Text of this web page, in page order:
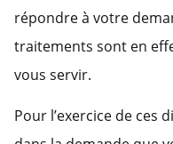
répondre à votre
traitements sont en
vous servir.
Pour l’exercice de ces